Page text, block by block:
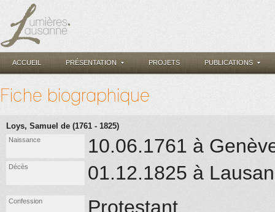
ACCUEIL PRÉSENTATION PROJETS PUBLICATIONS
Fiche biographique
Loys, Samuel de (1761 - 1825)
Naissance 10.06.1761 à
Décès 01.12.1825 à
Confession Protestant